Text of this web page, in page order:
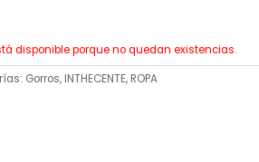
disponible porque no quedan existencias.
Gorros, INTHECENTE, ROPA